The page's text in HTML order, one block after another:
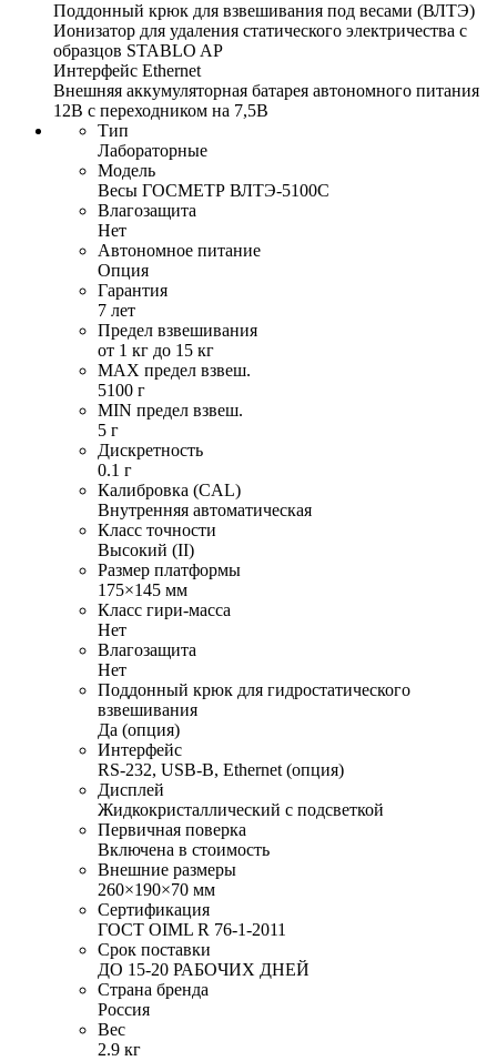
Поддонный крюк для взвешивания под весами (ВЛТЭ)
Ионизатор для удаления статического электричества с
образцов STABLO AP
Интерфейс Ethernet
Внешняя аккумуляторная батарея автономного питания
12В с переходником на 7,5В
Тип
Лабораторные
Модель
Весы ГОСМЕТР ВЛТЭ-5100С
Влагозащита
Нет
Автономное питание
Опция
Гарантия
7 лет
Предел взвешивания
от 1 кг до 15 кг
MAX предел взвеш.
5100 г
MIN предел взвеш.
5 г
Дискретность
0.1 г
Калибровка (CAL)
Внутренняя автоматическая
Класс точности
Высокий (II)
Размер платформы
175×145 мм
Класс гири-масса
Нет
Влагозащита
Нет
Поддонный крюк для гидростатического
взвешивания
Да (опция)
Интерфейс
RS-232, USB-B, Ethernet (опция)
Дисплей
Жидкокристаллический с подсветкой
Первичная поверка
Включена в стоимость
Внешние размеры
260×190×70 мм
Сертификация
ГОСТ OIML R 76-1-2011
Срок поставки
ДО 15-20 РАБОЧИХ ДНЕЙ
Страна бренда
Россия
Вес
2.9 кг